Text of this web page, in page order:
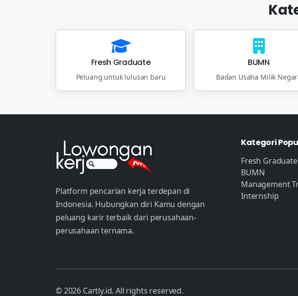
Fresh Graduate
Peluang untuk lulusan baru
BUMN
Badan Usaha Milik
Platform pencarian kerja terdepan di
Indonesia. Hubungkan diri Kamu dengan
peluang karir terbaik dari perusahaan-
perusahaan ternama.
Kategori
Fresh Graduate
BUMN
Management
Internship
© 2026 Cartly.id. All rights reserved.